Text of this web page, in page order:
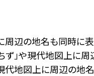
周辺の地名も同時に表
ちず」や現代地図上に
代地図上に周辺の地